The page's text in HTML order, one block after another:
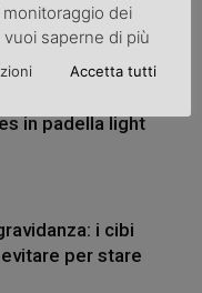
del CBD
in padella light
i cibi
per stare
dei
saperne di più
Accetta tutti